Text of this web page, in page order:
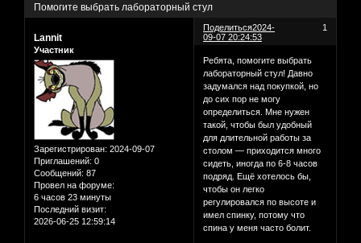
Помогите выбрать лабораторный стул
Поделиться 1
2024-
09-07 20:24:53
Lannit
Участник
Зарегистрирован: 2024-09-07
Приглашений: 0
Сообщений: 87
Провел на форуме:
6 часов 23 минуты
Последний визит:
2026-06-25 12:59:14
Ребята, помогите выбрать
лабораторный стул! Давно
задумался над покупкой, но
до сих пор не могу
определиться. Мне нужен
такой, чтобы был удобный
для длительной работы за
столом — приходится много
сидеть, иногда по 6-8 часов
подряд. Ещё хотелось бы,
чтобы он легко
регулировался по высоте и
имел спинку, потому что
спина у меня часто болит.